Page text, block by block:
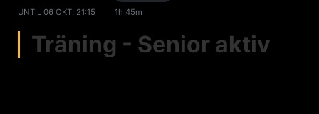
UNTIL 06 OKT, 21:15 1h 45m
Träning - Senior aktiv